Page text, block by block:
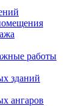
работы
зданий
ангаров